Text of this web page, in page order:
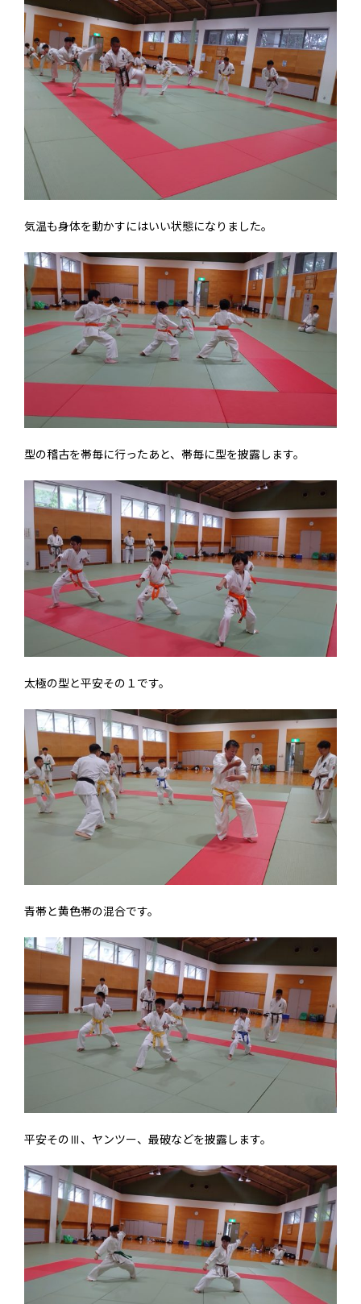
気温も身体を動かすにはいい状態になりました。
型の稽古を帯毎に行ったあと、帯毎に型を披露します。
太極の型と平安その１です。
青帯と黄色帯の混合です。
平安そのⅢ、ヤンツー、最破などを披露します。